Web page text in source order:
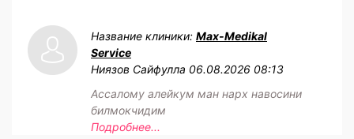
Название клиники: Max-Medikal
Service
Ниязов Сайфулла 06.08.2026 08:13
Ассалому алейкум ман нарх навосини
билмокчидим
Подробнее...